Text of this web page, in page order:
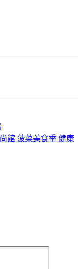
館 菠菜美食季 健康